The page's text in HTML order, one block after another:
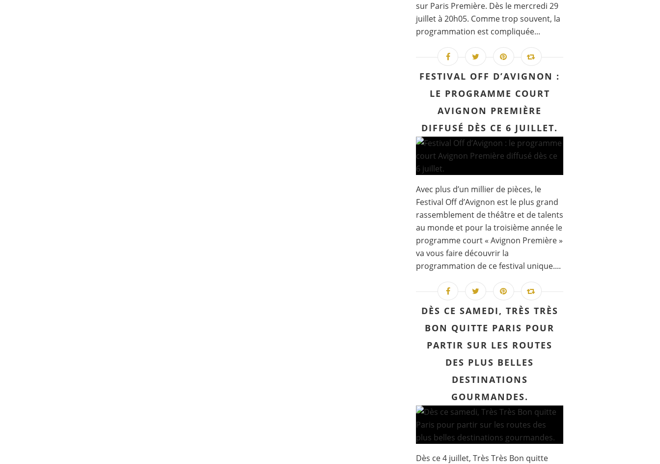
sur Paris Première. Dès le mercredi 29
juillet à 20h05. Comme trop souvent, la
programmation est compliquée...
FESTIVAL OFF D’AVIGNON :
LE PROGRAMME COURT
AVIGNON PREMIÈRE
DIFFUSÉ DÈS CE 6 JUILLET.
Avec plus d’un millier de pièces, le
Festival Off d’Avignon est le plus grand
rassemblement de théâtre et de talents
au monde et pour la troisième année le
programme court « Avignon Première »
va vous faire découvrir la
programmation de ce festival unique....
DÈS CE SAMEDI, TRÈS TRÈS
BON QUITTE PARIS POUR
PARTIR SUR LES ROUTES
DES PLUS BELLES
DESTINATIONS
GOURMANDES.
Dès ce 4 juillet, Très Très Bon quitte